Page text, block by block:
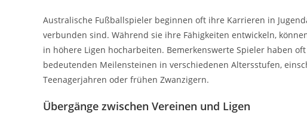
Australische Fußballspieler beginnen oft ihre Karrieren in
verbunden sind. Während sie ihre Fähigkeiten entwickeln,
in höhere Ligen hocharbeiten. Bemerkenswerte Spieler haben
bedeutenden Meilensteinen in verschiedenen Altersstufen,
Teenagerjahren oder frühen Zwanzigern.
Übergänge zwischen Vereinen und Ligen